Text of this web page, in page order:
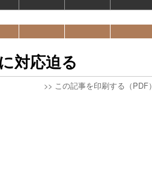
対応迫る
>> この記事を印刷する（PDF）